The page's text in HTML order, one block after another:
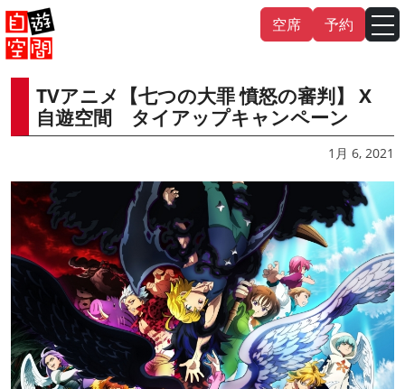
Skip
to
content
空席 予約
TVアニメ【七つの大罪 憤怒の審判】 X
自遊空間 タイアップキャンペーン
1月 6, 2021
English 中文（繁體） 中文（简体
日本語